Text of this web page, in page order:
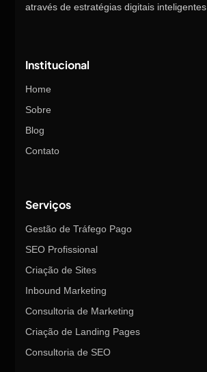
através de estratégias digitais inteligentes.
Institucional
Home
Sobre
Blog
Contato
Serviços
Gestão de Tráfego Pago
SEO Profissional
Criação de Sites
Inbound Marketing
Consultoria de Marketing
Criação de Landing Pages
Consultoria de SEO